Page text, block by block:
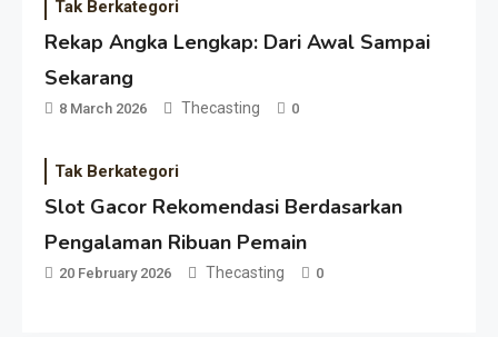
Tak Berkategori
Rekap Angka Lengkap: Dari Awal Sampai
Sekarang
8 March 2026 Thecasting 0
Tak Berkategori
Slot Gacor Rekomendasi Berdasarkan
Pengalaman Ribuan Pemain
20 February 2026 Thecasting 0